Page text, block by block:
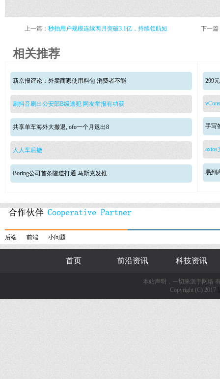
上一篇： 秒拍用户规模连续两月突破3.1亿，持续领航短 下一篇
相关推荐
新京报评论：外卖商家使用料包 消费者不能
刷抖音刷出公安部B级逃犯 网友举报有功获
共享单车海外大撤退, ofo一个月退出8
人人车后撤
Boring公司首条隧道打通 马斯克发推
299
手写
axios
易到
后端 前端 小问题
首页 前沿资讯 科技资讯
本站声明，一切来源于网络
Copyright (C) 2017